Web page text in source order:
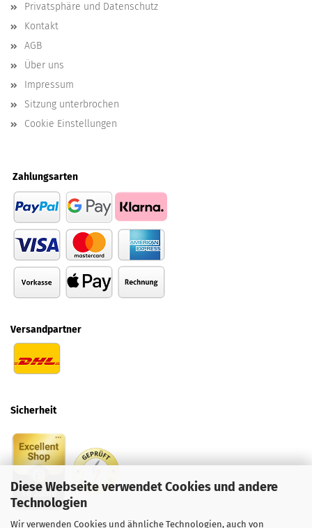
Diese Webseite verwendet Cookies und andere
Technologien
Wir verwenden Cookies und ähnliche Technologien, auch von
Privatsphäre und Datenschutz
Kontakt
AGB
Über uns
Impressum
Sitzung unterbrochen
Cookie Einstellungen
Zahlungsarten
Versandpartner
Sicherheit